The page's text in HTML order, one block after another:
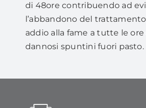
di 48ore contribuendo ad
l’abbandono del
addio alla fame a tutte le ore
dannosi spuntini fuori pasto.